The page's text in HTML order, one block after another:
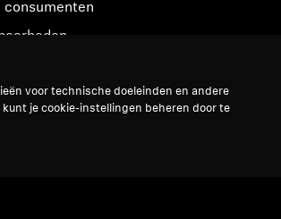
consumenten
voor technische doeleinden en andere
je cookie-instellingen beheren door te